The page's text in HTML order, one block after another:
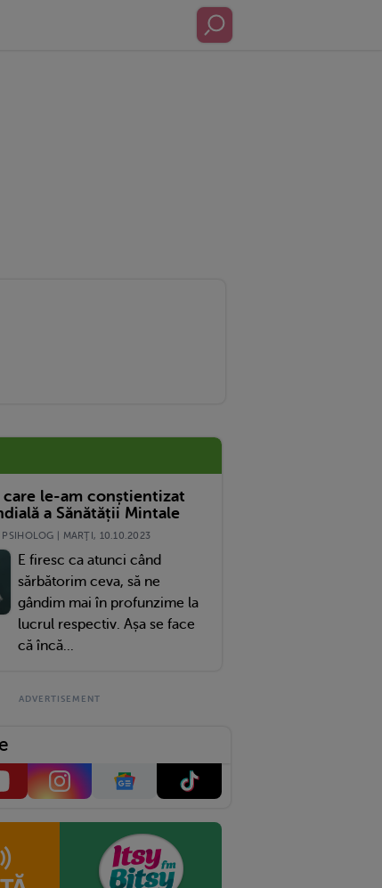
le-am conștientizat
a Sănătății Mintale
| MARŢI, 10.10.2023
E firesc ca atunci când
sărbătorim ceva, să ne
gândim mai în profunzime la
lucrul respectiv. Așa se face
că încă...